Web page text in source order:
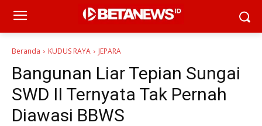
Beranda KUDUS RAYA JEPARA
Bangunan Liar Tepian Sungai
SWD II Ternyata Tak Pernah
Diawasi BBWS